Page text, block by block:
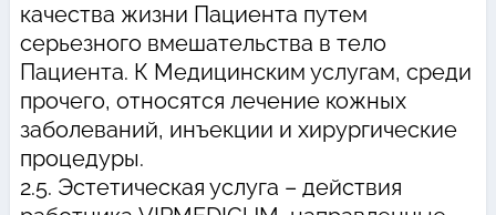
качества жизни Пациента путем
серьезного вмешательства в тело
Пациента. К Медицинским услугам, среди
прочего, относятся лечение кожных
заболеваний, инъекции и хирургические
процедуры.
2.5. Эстетическая услуга – действия